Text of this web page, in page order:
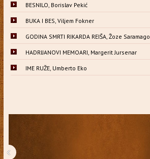
BESNILO, Borislav Pekić
BUKA I BES, Viljem Fokner
GODINA SMRTI RIKARDA REIŠA, Žoze Saramago
HADRIJANOVI MEMOARI, Margerit Jursenar
IME RUŽE, Umberto Eko
‹